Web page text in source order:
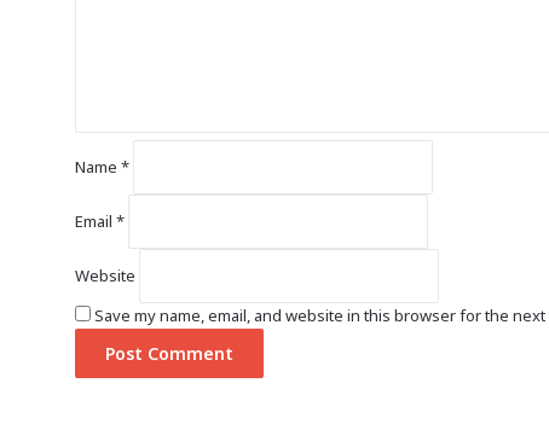
Name *
Email *
Website
Save my name, email, and website in this browser for the